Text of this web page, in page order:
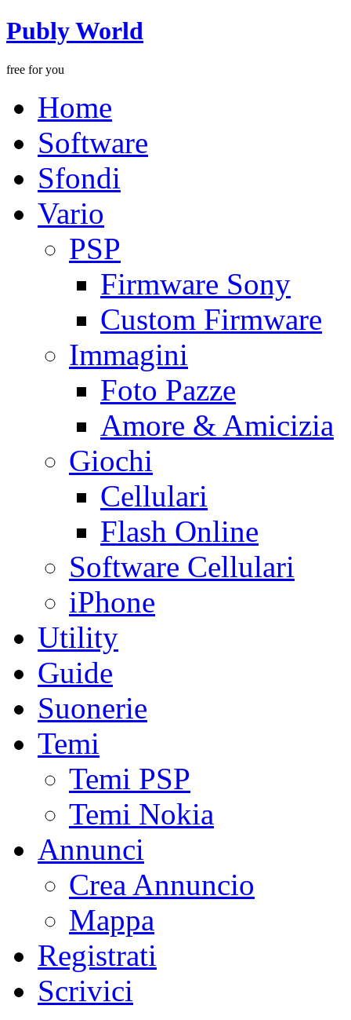
Publy World
free for you
Home
Software
Sfondi
Vario
PSP
Firmware Sony
Custom Firmware
Immagini
Foto Pazze
Amore & Amicizia
Giochi
Cellulari
Flash Online
Software Cellulari
iPhone
Utility
Guide
Suonerie
Temi
Temi PSP
Temi Nokia
Annunci
Crea Annuncio
Mappa
Registrati
Scrivici